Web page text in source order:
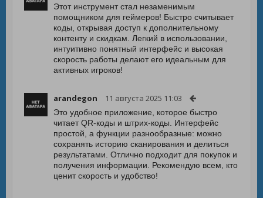
Этот инструмент стал незаменимым
помощником для геймеров! Быстро считывает
коды, открывая доступ к дополнительному
контенту и скидкам. Легкий в использовании,
интуитивно понятный интерфейс и высокая
скорость работы делают его идеальным для
активных игроков!
arandegon 11 августа 2025 11:03
Это удобное приложение, которое быстро
читает QR-коды и штрих-коды. Интерфейс
простой, а функции разнообразные: можно
сохранять историю сканирования и делиться
результатами. Отлично подходит для покупок и
получения информации. Рекомендую всем, кто
ценит скорость и удобство!